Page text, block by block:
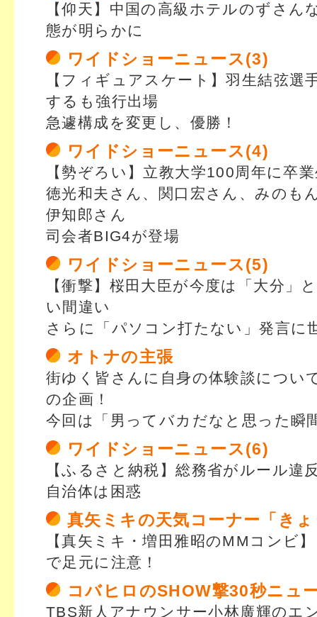
【仰天】中国の高級ホテルのずさん
態が明らかに
ワイドショーニュース(3)
【フィギュアスケート】羽生結弦選
するも強行出場
急遽構成を変更し、優勝！
ワイドショーニュース(4)
【勢ぞろい】立教大学100周年に卒
徳光和夫さん、関口宏さん、みのも
伊知郎さん
司会者BIG4が登場
ワイドショーニュース(5)
【衝撃】桜田大臣が今度は「大分」
い間違い
さらに「パソコン打たない」発言に
オトナの主張
街ゆく皆さんに自身の体験談につい
の企画！
今回は「男ってバカだなと思った瞬
ワイドショーニュース(6)
【ふるさと納税】総務省がルール違
自治体は困惑
真矢ミキの天気コーナー「き
【真矢ミキ・増田雅昭のMMコンビ
で足元に注意！
コバヒロのSHOW撃30秒ニュ
TBS新人アナウンサー小林廣輝のエ